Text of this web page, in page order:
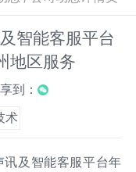
智能客服平台
地区服务
到：
术
讯及智能客服平台年